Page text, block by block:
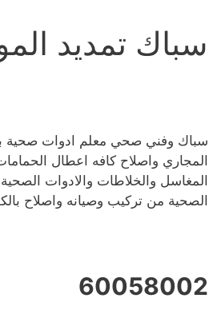
سباك تمديد
سباك وفني صحي معلم ادوات صحية
المجاري واصلاح كافه اعطال
المغاسل والخلاطات والادوات
الصحية من تركيب وصيانه واصلاح
60058002